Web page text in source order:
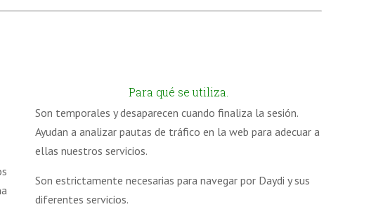
Para qué se utiliza.
Son temporales y desaparecen cuando finaliza la sesión.
Ayudan a analizar pautas de tráfico en la web para adecuar a
ellas nuestros servicios.
Son estrictamente necesarias para navegar por Daydi y sus
diferentes servicios.